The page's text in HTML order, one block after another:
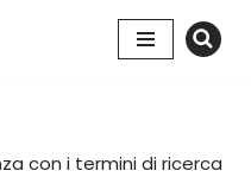
con i termini di ricerca